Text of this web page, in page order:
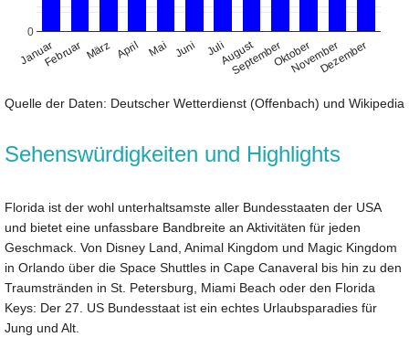
JanuarFebruar März April Mai Juni JuliAugust
SeptemberOktober
NovemberDezember
0
Quelle der Daten: Deutscher Wetterdienst (Offenbach) und Wikipedia
Sehenswürdigkeiten und Highlights
Florida ist der wohl unterhaltsamste aller Bundesstaaten der USA
und bietet eine unfassbare Bandbreite an Aktivitäten für jeden
Geschmack. Von Disney Land, Animal Kingdom und Magic Kingdom
in Orlando über die Space Shuttles in Cape Canaveral bis hin zu den
Traumstränden in St. Petersburg, Miami Beach oder den Florida
Keys: Der 27. US Bundesstaat ist ein echtes Urlaubsparadies für
Jung und Alt.